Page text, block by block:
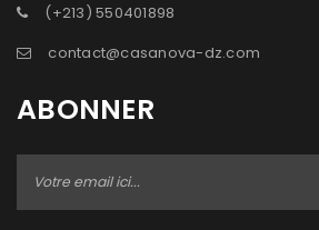
(+213) 550401898
contact@casanova-dz.com
ABONNER